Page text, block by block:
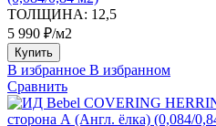
ТОЛЩИНА: 12,5
5 990 ₽/м2
Купить
В избранное В избранном
Сравнить